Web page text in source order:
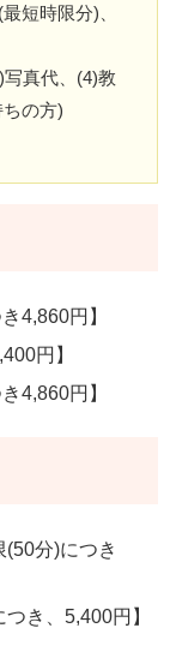
短時限分)、
真代、(4)教
の方)
4,860円】
円】
4,860円】
分)につき
き、5,400円】